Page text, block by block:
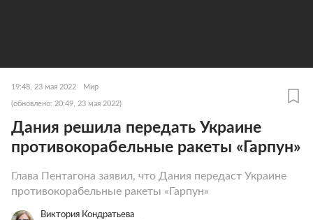
19:48, 23 мая 2022 Мир
(обновлено: 20:49, 23 мая 2022)
Дания решила передать Украине
противокорабельные ракеты «Гарпун»
Глава Пентагона заявил, что Дания передаст Украине
противокорабельные ракеты «Гарпун»
Виктория Кондратьева